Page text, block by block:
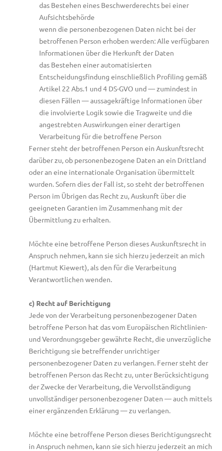
das Bestehen eines Beschwerderechts bei einer
Aufsichtsbehörde
wenn die personenbezogenen Daten nicht bei der
betroffenen Person erhoben werden: Alle verfügbaren
Informationen über die Herkunft der Daten
das Bestehen einer automatisierten
Entscheidungsfindung einschließlich Profiling gemäß
Artikel 22 Abs.1 und 4 DS-GVO und — zumindest in
diesen Fällen — aussagekräftige Informationen über
die involvierte Logik sowie die Tragweite und die
angestrebten Auswirkungen einer derartigen
Verarbeitung für die betroffene Person
Ferner steht der betroffenen Person ein Auskunftsrecht
darüber zu, ob personenbezogene Daten an ein Drittland
oder an eine internationale Organisation übermittelt
wurden. Sofern dies der Fall ist, so steht der betroffenen
Person im Übrigen das Recht zu, Auskunft über die
geeigneten Garantien im Zusammenhang mit der
Übermittlung zu erhalten.
Möchte eine betroffene Person dieses Auskunftsrecht in
Anspruch nehmen, kann sie sich hierzu jederzeit an mich
(Hartmut Kiewert), als den für die Verarbeitung
Verantwortlichen wenden.
c) Recht auf Berichtigung
Jede von der Verarbeitung personenbezogener Daten
betroffene Person hat das vom Europäischen Richtlinien-
und Verordnungsgeber gewährte Recht, die unverzügliche
Berichtigung sie betreffender unrichtiger
personenbezogener Daten zu verlangen. Ferner steht der
betroffenen Person das Recht zu, unter Berücksichtigung
der Zwecke der Verarbeitung, die Vervollständigung
unvollständiger personenbezogener Daten — auch mittels
einer ergänzenden Erklärung — zu verlangen.
Möchte eine betroffene Person dieses Berichtigungsrecht
in Anspruch nehmen, kann sie sich hierzu jederzeit an mich